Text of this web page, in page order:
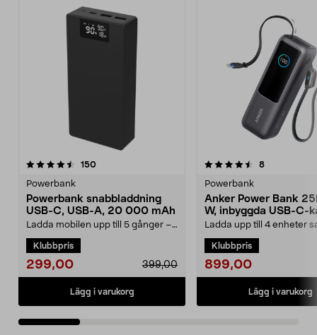
150recensioner
Powerbank
Powerbank snabbladdning
USB-C, USB-A, 20 000 mAh
Ladda mobilen upp till 5 gånger –
powerbank – 20...
Klubbpris
299,00 399,00
Lägg i varukorg
4.5 av 5 stjärnor 8recensioner
Powerbank
Anker Power Bank
W, inbyggda USB-C-
Ladda upp till 4 enheter
25 000 mAh powe...
Klubbpris
899,00
Lägg i varukorg
3.5 av 5 stjärnor